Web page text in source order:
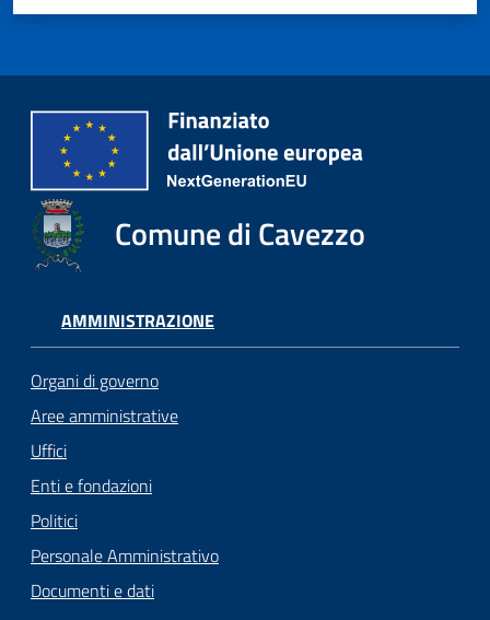
Comune di Cavezzo
AMMINISTRAZIONE
Organi di governo
Aree amministrative
Uffici
Enti e fondazioni
Politici
Personale Amministrativo
Documenti e dati